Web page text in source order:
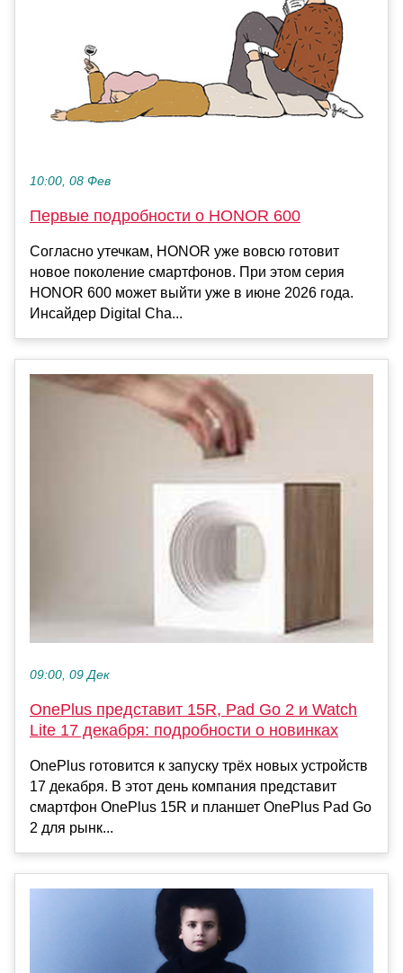
10:00, 08 Фев
Первые подробности о HONOR 600
Согласно утечкам, HONOR уже вовсю готовит
новое поколение смартфонов. При этом серия
HONOR 600 может выйти уже в июне 2026 года.
Инсайдер Digital Cha...
09:00, 09 Дек
OnePlus представит 15R, Pad Go 2 и Watch
Lite 17 декабря: подробности о новинках
OnePlus готовится к запуску трёх новых устройств
17 декабря. В этот день компания представит
смартфон OnePlus 15R и планшет OnePlus Pad Go
2 для рынк...